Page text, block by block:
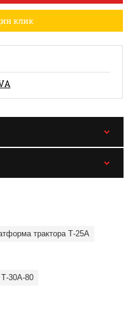
клик
трактора Т-25А
30А-80